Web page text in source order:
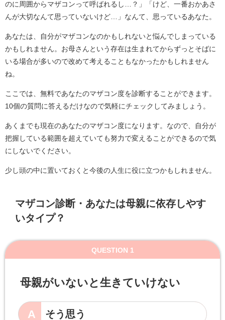
のに周囲からマザコンって呼ばれるし…？」「けど、一番おかあさ
んが大切なんて思っていないけど…」なんて、思っているあなた。
あなたは、自分がマザコンなのかもしれないと悩んでしまっている
かもしれません。お母さんという存在は生まれてからずっとそばに
いる場合が多いので改めて考えることもなかったかもしれません
ね。
ここでは、無料であなたのマザコン度を診断することができます。
10個の質問に答えるだけなので気軽にチェックしてみましょう。
あくまでも現在のあなたのマザコン度になります。なので、自分が
把握している範囲を超えていても努力で変えることができるので気
にしないでください。
少し頭の中に置いておくと今後の人生に役に立つかもしれません。
マザコン診断・あなたは母親に依存しやす
いタイプ？
QUESTION 1
母親がいないと生きていけない
そう思う
A